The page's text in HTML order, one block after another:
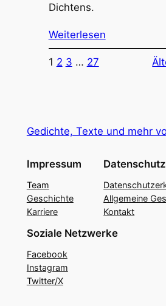
Dichtens.
Weiterlesen
1 2 3 … 27
Gedichte, Texte und mehr
Impressum
Team
Geschichte
Karriere
Datenschutz
Allgemeine
Kontakt
Soziale Netzwerke
Facebook
Instagram
Twitter/X